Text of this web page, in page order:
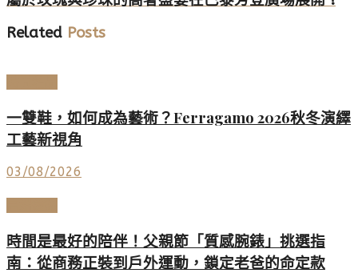
Related Posts
一雙鞋，如何成為藝術？Ferragamo 2026秋冬演繹
工藝新視角
03/08/2026
時間是最好的陪伴！父親節「質感腕錶」挑選指
南：從商務正裝到戶外運動，鎖定老爸的命定款